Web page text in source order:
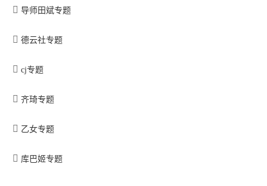
导师田斌专题
德云社专题
cj专题
齐琦专题
乙女专题
库巴姬专题